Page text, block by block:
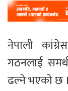
नेपाली
गठनलाई
ढल्ने भएको छ ।